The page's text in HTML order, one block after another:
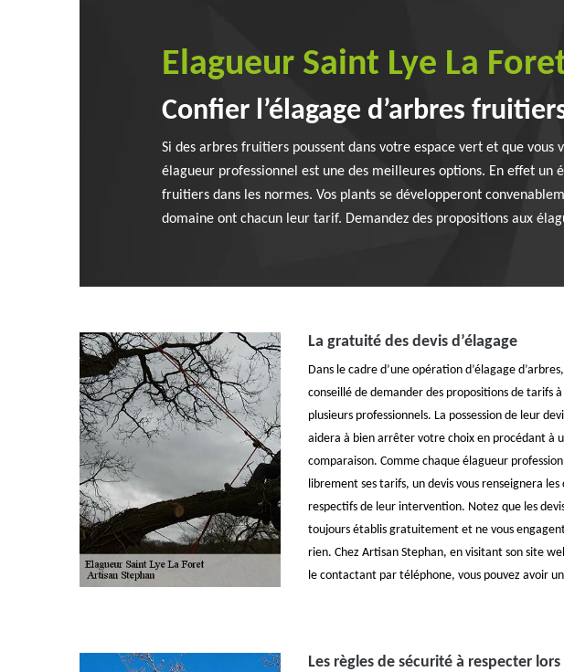
Elagueur Saint Lye La
Confier l’élagage d’arbres
Si des arbres fruitiers poussent dans votre espace vert et que
élagueur professionnel est une des meilleures options. En effet
fruitiers dans les normes. Vos plants se développeront
domaine ont chacun leur tarif. Demandez des propositions aux
La gratuité des devis d’élagage
Dans le cadre d’une opération d’élagage
conseillé de demander des propositions de tarifs à
plusieurs professionnels. La possession de leur
aidera à bien arrêter votre choix en procédant à
comparaison. Comme chaque élagueur
librement ses tarifs, un devis vous renseignera les
respectifs de leur intervention. Notez que les
toujours établis gratuitement et ne vous
rien. Chez Artisan Stephan, en visitant son site
le contactant par téléphone, vous pouvez avoir
Les règles de sécurité à respecter lors